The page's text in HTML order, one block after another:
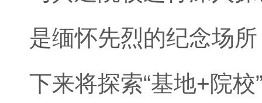
是缅怀先烈的纪念场
下来将探索“基地+院